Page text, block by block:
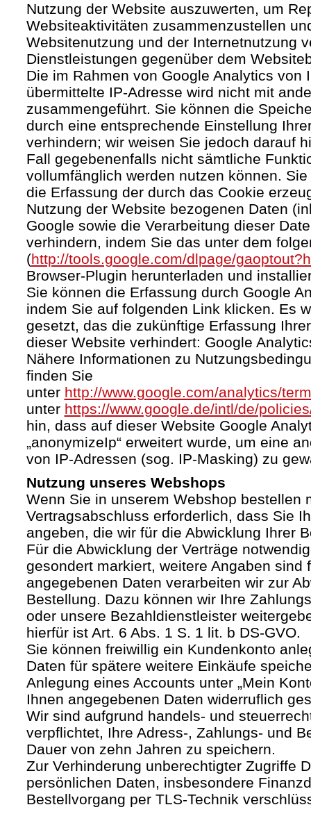
Nutzung der Website auszuwerten, um
Websiteaktivitäten zusammenzustellen
Websitenutzung und der Internetnutzung
Dienstleistungen gegenüber dem
Die im Rahmen von Google Analytics von
übermittelte IP-Adresse wird nicht mit
zusammengeführt. Sie können die
durch eine entsprechende Einstellung
verhindern; wir weisen Sie jedoch darauf
Fall gegebenenfalls nicht sämtliche
vollumfänglich werden nutzen können.
die Erfassung der durch das Cookie
Nutzung der Website bezogenen Daten
Google sowie die Verarbeitung dieser
verhindern, indem Sie das unter dem
(http://tools.google.com/dlpage/
Browser-Plugin herunterladen und
Sie können die Erfassung durch Google
indem Sie auf folgenden Link klicken. Es
gesetzt, das die zukünftige Erfassung
dieser Website verhindert: Google
Nähere Informationen zu
finden Sie
unter http://www.google.com/analytics/
unter https://www.google.de/intl/de/
hin, dass auf dieser Website Google
„anonymizeIp“ erweitert wurde, um eine
von IP-Adressen (sog. IP-Masking) zu
Nutzung unseres Webshops
Wenn Sie in unserem Webshop bestellen
Vertragsabschluss erforderlich, dass Sie
angeben, die wir für die Abwicklung Ihrer
Für die Abwicklung der Verträge
gesondert markiert, weitere Angaben sind
angegebenen Daten verarbeiten wir zur
Bestellung. Dazu können wir Ihre
oder unsere Bezahldienstleister
hierfür ist Art. 6 Abs. 1 S. 1 lit. b DS-GVO.
Sie können freiwillig ein Kundenkonto
Daten für spätere weitere Einkäufe
Anlegung eines Accounts unter „Mein
Ihnen angegebenen Daten widerruflich
Wir sind aufgrund handels- und
verpflichtet, Ihre Adress-, Zahlungs- und
Dauer von zehn Jahren zu speichern.
Zur Verhinderung unberechtigter Zugriffe
persönlichen Daten, insbesondere
Bestellvorgang per TLS-Technik